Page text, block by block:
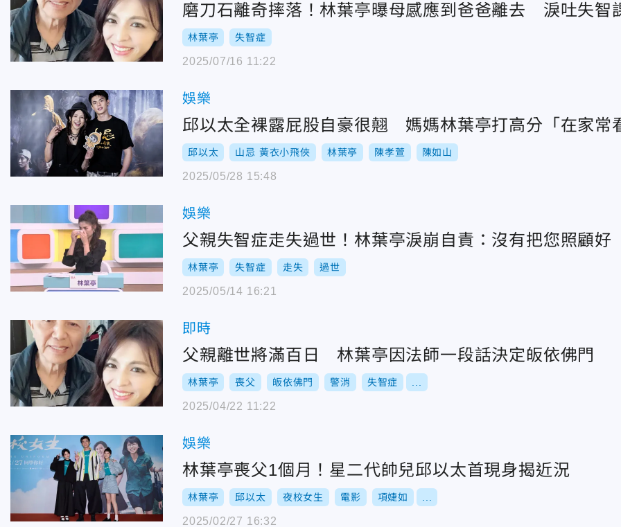
磨刀石離奇摔落！林葉亭曝母感應到爸爸離去 淚吐失智
林葉亭 失智症
2025/07/16 11:22
娛樂
邱以太全裸露屁股自豪很翹 媽媽林葉亭打高分「在家常
邱以太 山忌 黃衣小飛俠 林葉亭 陳孝萱 陳如山
2025/05/28 15:48
娛樂
父親失智症走失過世！林葉亭淚崩自責：沒有把您照顧好
林葉亭 失智症 走失 過世
2025/05/14 16:21
即時
父親離世將滿百日 林葉亭因法師一段話決定皈依佛門
林葉亭 喪父 皈依佛門 警消 失智症
2025/04/22 11:22
娛樂
林葉亭喪父1個月！星二代帥兒邱以太首現身揭近況
林葉亭 邱以太 夜校女生 電影 項婕如
2025/02/27 16:32